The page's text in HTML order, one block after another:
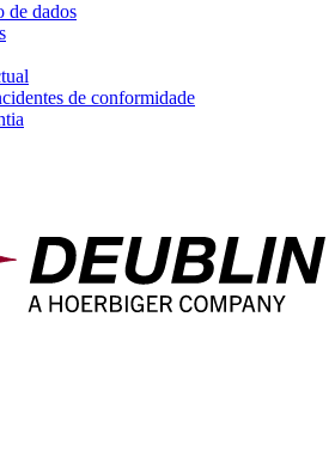
de dados
de conformidade